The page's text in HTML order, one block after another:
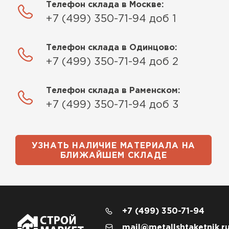
Телефон склада в Москве:
+7 (499) 350-71-94 доб 1
Телефон склада в Одинцово:
+7 (499) 350-71-94 доб 2
Телефон склада в Раменском:
+7 (499) 350-71-94 доб 3
УЗНАТЬ НАЛИЧИЕ МАТЕРИАЛА НА
БЛИЖАЙШЕМ СКЛАДЕ
+7 (499) 350-71-94
mail@metallshtaketnik.ru